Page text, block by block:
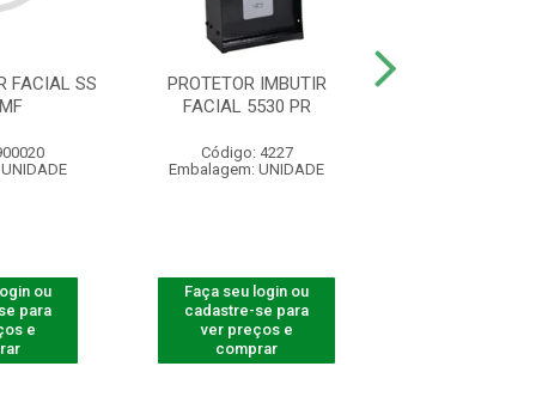
FACIAL SS
ou
para
e
PROTETOR IMBUTIR
FACIAL 5530 PR
Código: 4227
Embalagem: UNIDADE
Faça seu login ou
cadastre-se para
ver preços e
comprar